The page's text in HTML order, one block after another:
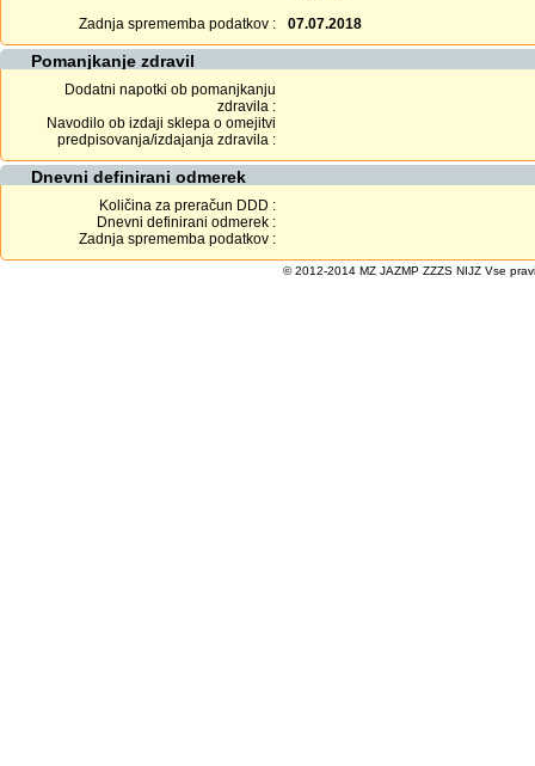
Zadnja sprememba podatkov :
07.07.2018
Pomanjkanje zdravil
Dodatni napotki ob pomanjkanju
zdravila :
Navodilo ob izdaji sklepa o omejitvi
predpisovanja/izdajanja zdravila :
Dnevni definirani odmerek
Količina za preračun DDD :
Dnevni definirani odmerek :
Zadnja sprememba podatkov :
© 2012-2014 MZ JAZMP ZZZS NIJZ Vse